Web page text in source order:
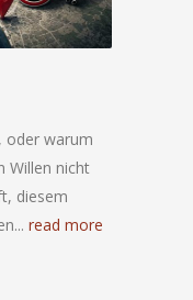
oder warum
Willen nicht
diesem
read more